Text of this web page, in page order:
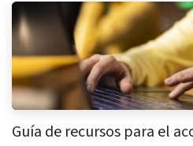
Guía de recursos para el